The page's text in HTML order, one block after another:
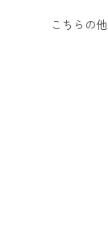
こちらの